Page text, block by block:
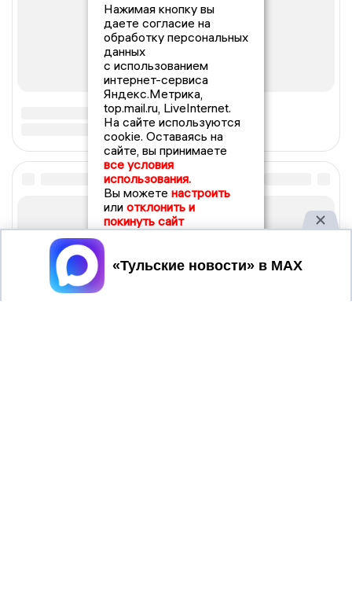
Нажимая кнопку вы
даете согласие на
обработку персональных
данных
с использованием
интернет-сервиса
Яндекс.Метрика,
top.mail.ru, LiveInternet.
На сайте используются
cookie. Оставаясь на
сайте, вы принимаете
все условия
использования.
Вы можете настроить
или отклонить и
покинуть сайт
Принять